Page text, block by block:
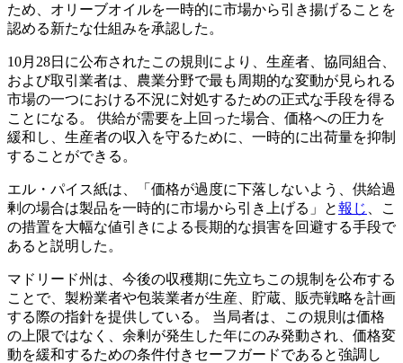
ため、オリーブオイルを一時的に市場から引き揚げることを
認める新たな仕組みを承認した。
10月28日に公布されたこの規則により、生産者、協同組合、
および取引業者は、農業分野で最も周期的な変動が見られる
市場の一つにおける不況に対処するための正式な手段を得る
ことになる。 供給が需要を上回った場合、 価格への圧力を
緩和し
、生産者の収入を守るために 一時的に出荷量を抑制
することができる。
エル・パイス紙は、「価格が過度に下落しないよう、供給過
剰の場合は製品を一時的に市場から引き上げる」と報じ
、こ
の措置を大幅な値引きによる長期的な損害を回避する手段で
あると説明した。
マドリード州は、今後の収穫期に先立ちこの規制を公布する
ことで、製粉業者や包装業者が生産、貯蔵、販売戦略を計画
する際の指針を提供している。 当局者は、この規則は価格
の上限ではなく、余剰が発生した年にのみ発動され、価格変
動を緩和するための条件付きセーフガードであると強調し